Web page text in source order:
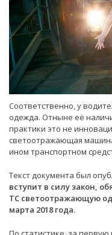
Соответственно, у
одежда. Отныне её
практики это не
светоотражающая
ином транспортном
Текст документа был
вступит в силу закон,
ТС светоотражающую
марта 2018 года.